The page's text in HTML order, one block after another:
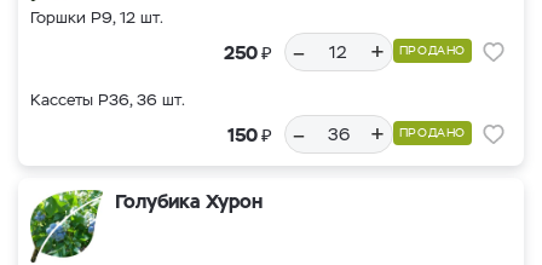
Горшки Р9, 12 шт.
250₽ – + ПРОДАНО
Кассеты Р36, 36 шт.
150₽ – + ПРОДАНО
Голубика Хурон